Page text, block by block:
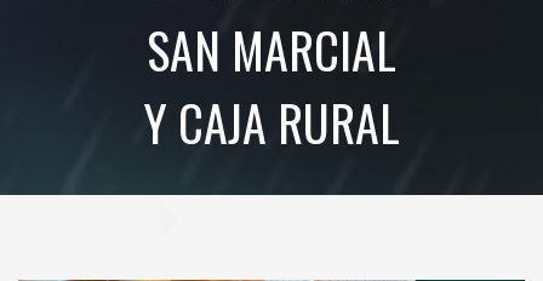
SAN MARCIAL
Y CAJA RURAL